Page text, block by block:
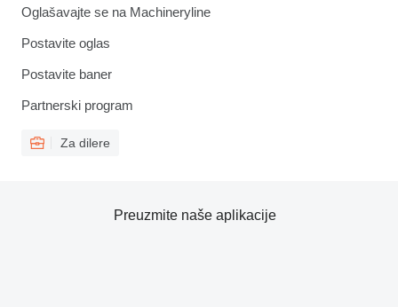
Oglašavajte se na Machineryline
Postavite oglas
Postavite baner
Partnerski program
Za dilere
Preuzmite naše aplikacije